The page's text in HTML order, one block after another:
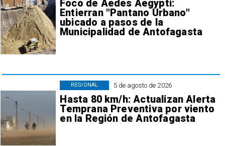
Foco de Aedes Aegypti:
Entierran "Pantano Urbano"
ubicado a pasos de la
Municipalidad de Antofagasta
5 de agosto de 2026
Hasta 80 km/h: Actualizan Alerta
Temprana Preventiva por viento
en la Región de Antofagasta
REGIONAL